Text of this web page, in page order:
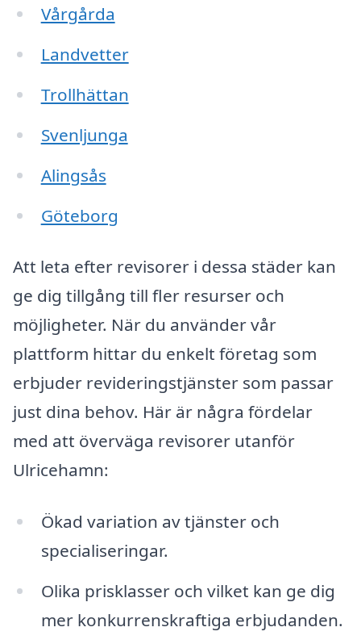
Vårgårda
Landvetter
Trollhättan
Svenljunga
Alingsås
Göteborg
Att leta efter revisorer i dessa städer kan
ge dig tillgång till fler resurser och
möjligheter. När du använder vår
plattform hittar du enkelt företag som
erbjuder revideringstjänster som passar
just dina behov. Här är några fördelar
med att överväga revisorer utanför
Ulricehamn:
Ökad variation av tjänster och
specialiseringar.
Olika prisklasser och vilket kan ge dig
mer konkurrenskraftiga erbjudanden.